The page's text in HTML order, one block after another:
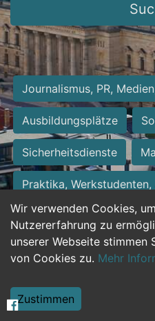
Wir verwenden Cookies,
Nutzererfahrung zu
unserer Webseite stimmen
von Cookies zu. Mehr
Zustimmen
Journalismus, PR,
Ausbildungsplätze
Sicherheitsdienste
Praktika,
Personalwesen
Hilfskräfte, Aushilfs- und
Weiterbildung, Studium,